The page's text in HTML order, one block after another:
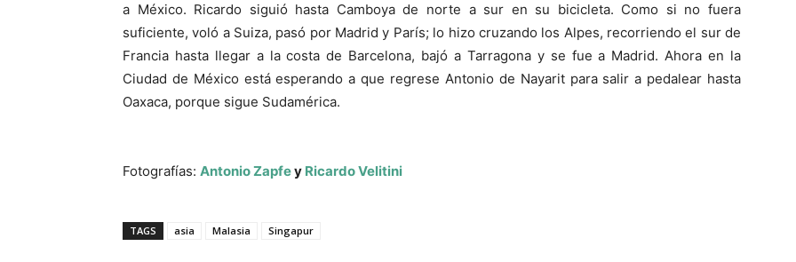
a México. Ricardo siguió hasta Camboya de norte a sur en su bicicleta. Como si no fuera
suficiente, voló a Suiza, pasó por Madrid y París; lo hizo cruzando los Alpes, recorriendo el sur de
Francia hasta llegar a la costa de Barcelona, bajó a Tarragona y se fue a Madrid. Ahora en la
Ciudad de México está esperando a que regrese Antonio de Nayarit para salir a pedalear hasta
Oaxaca, porque sigue Sudamérica.
Fotografías: Antonio Zapfey Ricardo Velitini
TAGS asia Malasia Singapur